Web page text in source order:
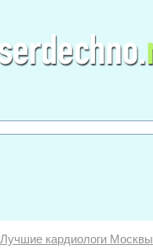
Лучшие кардиологи Москвы